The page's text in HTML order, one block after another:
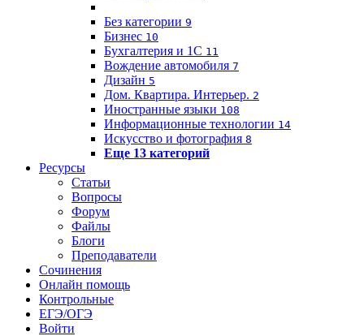
Без категории 9
Бизнес 10
Бухгалтерия и 1C 11
Вождение автомобиля 7
Дизайн 5
Дом. Квартира. Интерьер. 2
Иностранные языки 108
Информационные технологии 14
Искусство и фотография 8
Еще 13 категорий
Ресурсы
Статьи
Вопросы
Форум
Файлы
Блоги
Преподаватели
Сочинения
Онлайн помощь
Контрольные
ЕГЭ/ОГЭ
Войти